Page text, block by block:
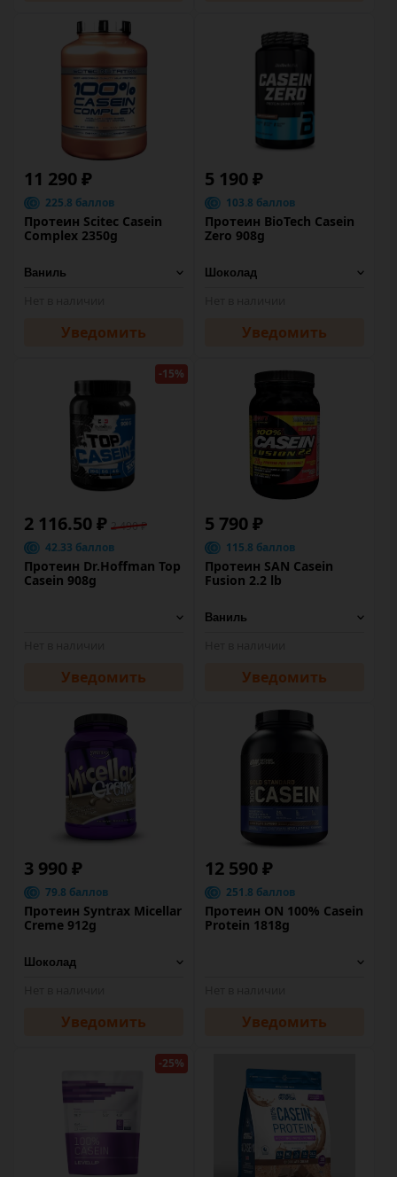
11 290 ₽
225.8 баллов
Протеин Scitec Casein
Complex 2350g
Уведомить
5 190 ₽
103.8 баллов
Протеин BioTech Casein
Zero 908g
Уведомить
-15%
2 116.50 ₽ 2 490 ₽
42.33 баллов
Протеин Dr.Hoffman Top
Casein 908g
Уведомить
5 790 ₽
115.8 баллов
Протеин SAN Casein
Fusion 2.2 lb
Уведомить
3 990 ₽
79.8 баллов
Протеин Syntrax Micellar
Creme 912g
Уведомить
12 590 ₽
251.8 баллов
Протеин ON 100% Casein
Protein 1818g
Уведомить
-25%